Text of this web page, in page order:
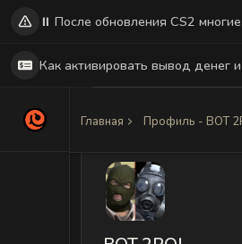
Главная Профиль - BOT
⏸️ После обновления CS2
Как активировать вывод денег